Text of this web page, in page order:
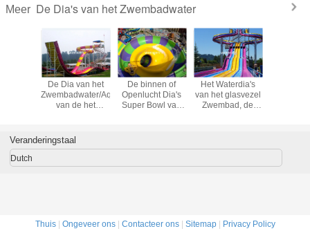
Meer De Dia's van het Zwembadwater
de
van de
De Dia van het
Zwembadwater/Aqua-
van de het
Themapark het
Waterdia
De binnen of
Openlucht Dia's
Super Bowl van
Het Waterdia's
van het glasvezel
Zwembad, de
Veranderingstaal
Dutch
Thuis| Ongeveer ons| Contacteer ons| Sitemap| Privacy Policy